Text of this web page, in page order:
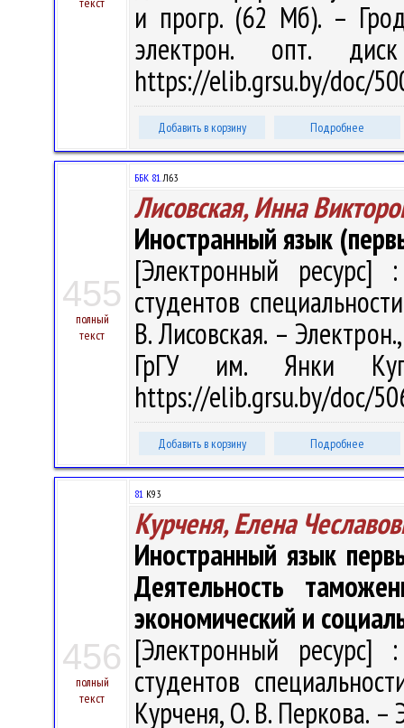
и прогр. (62 Мб). –
электрон. опт.
https://elib.grsu.by/doc/
Добавить в корзину Подробнее
455
полный
текст
ББК 81.Л63
Лисовская, Инна
Иностранный язык
[Электронный ресурс]
студентов
В. Лисовская. –
ГрГУ им. Янки
https://elib.grsu.by/doc/
Добавить в корзину Подробнее
456
полный
текст
81 К93
Курченя, Елена
Иностранный язык
Деятельность
экономический и
[Электронный ресурс]
студентов
Курченя, О. В. Перкова. –